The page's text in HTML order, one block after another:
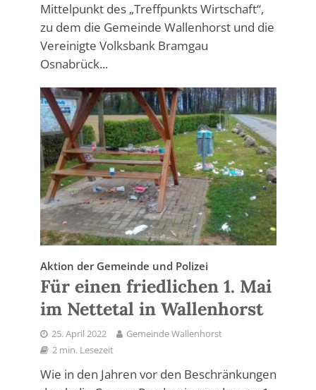
Mittelpunkt des „Treffpunkts Wirtschaft“,
zu dem die Gemeinde Wallenhorst und die
Vereinigte Volksbank Bramgau
Osnabrück...
Aktion der Gemeinde und Polizei
Für einen friedlichen 1. Mai
im Nettetal in Wallenhorst
25. April 2022
Gemeinde Wallenhorst
2 min. Lesezeit
Wie in den Jahren vor den Beschränkungen